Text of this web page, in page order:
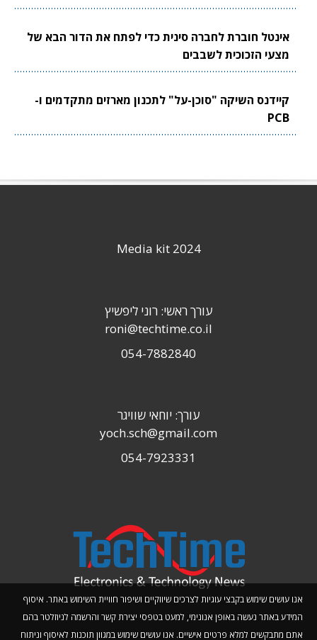
אינטל חוברת לחברה סינית כדי לפתח את הדור הבא של
מצעי הזכוכית לשבבים
קיידנס השיקה "סוכן-על" לתכנון מארזים מתקדמים ו-
PCB
אנו עושים שימוש בקבצי עוגיות לצרכים שיווקיים ושיפור חוויית השימוש באתר. איסוף
המידע באתר נעשה באופן אנונימי, למעט בטפסי יצירת קשר והרשמה לניוזלטר בהם
אתם מתבקשים למלא פרטים אישיים. אנו עושים שימוש במגוון תוכנות לאיסוף וניתוח
Media kit 2024
עורך ראשי: רוני ליפשיץ
roni@techtime.co.il
054-7882840
עורך: יוחאי שוויגר
yoch.sch@gmail.com
054-7923331